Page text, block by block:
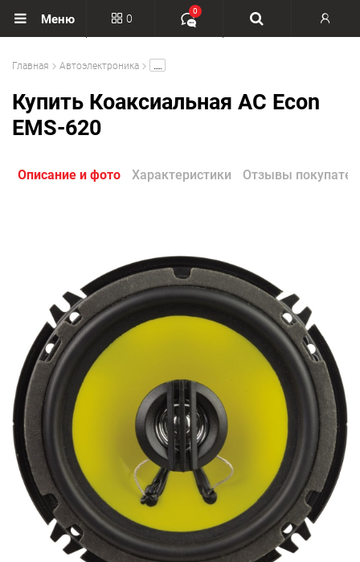
Меню 0
0
Главная Автоэлектроника
Купить Коаксиальная АС Econ
EMS-620
Описание и фото Характеристики Отзывы